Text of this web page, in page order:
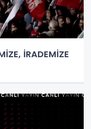
İRADEMİZE